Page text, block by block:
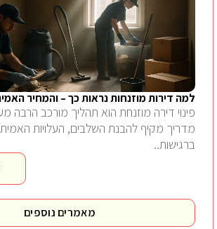
למה דירות מוזנחות נראות כך – והמחיר
פינוי דירה מוזנחת הוא תהליך מורכב הרבה
מדריך מקיף להבנת השלבים, העלויות
ברגישות..
מאמרים נוספים